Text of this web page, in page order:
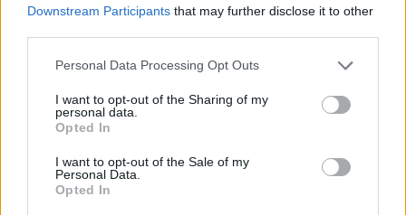
Downstream Participants that may further disclose it to other
Please note that this website/app uses one or more Google
not limited to your visit or usage behaviour. You may click to
grant or deny consent to Google and its third-party tags to
use your data for below specified purposes in below Google
consent section.
Personal Data Processing Opt Outs
I want to opt-out of the Sharing of my
personal data.
Opted In
I want to opt-out of the Sale of my
Personal Data.
Opted In